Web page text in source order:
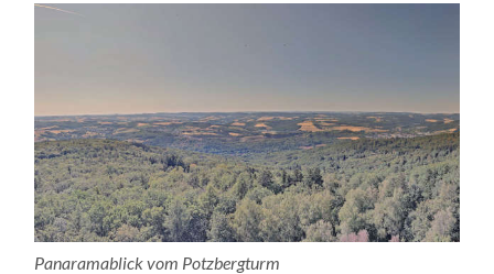
Panaramablick vom Potzbergturm